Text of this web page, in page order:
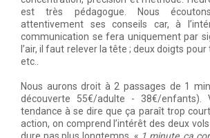
est très pédagogue. Nous
attentivement ses conseils car, à
communication se fera uniquement par
l’air, il faut relever la tête ; deux doigts
etc..
Nous aurons droit à 2 passages de 1
découverte 55€/adulte - 38€/
tendance à se dire que ça paraît trop
action, on comprend l’intérêt des deux